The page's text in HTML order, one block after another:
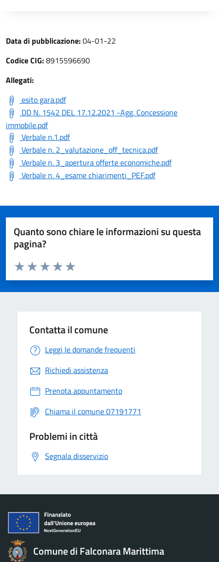
Data di pubblicazione:04-01-22
Codice CIG:8915596690
Allegati:
esito gara.pdf
DD N. 1542 DEL 17.12.2021 -Agg. Concessione
immobile.pdf
Verbale n.1.pdf
Verbale n. 2_valutazione_off_tecnica.pdf
Verbale n. 3_apertura offerte economiche.pdf
Verbale n. 4_esame chiarimenti_PEF.pdf
Quanto sono chiare le informazioni su questa
pagina?
Valuta da 1 a 5 stelle la pagina
Valuta 5 stelle su 5
Valuta 4 stelle su 5
Valuta 3 stelle su 5
Valuta 2 stelle su 5
Valuta 1 stelle su 5
Contatta il comune
Leggi le domande frequenti
Richiedi assistenza
Prenota appuntamento
Chiama il comune 07191771
Problemi in città
Segnala disservizio
Comune di Falconara Marittima